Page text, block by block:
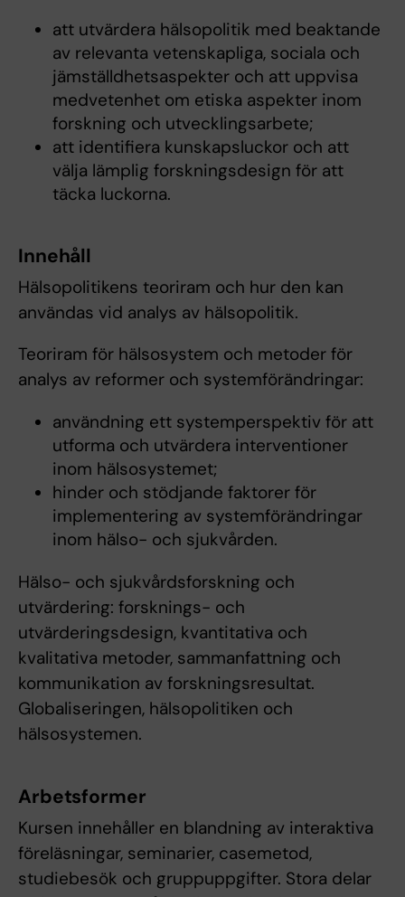
att utvärdera hälsopolitik med beaktande
av relevanta vetenskapliga, sociala och
jämställdhetsaspekter och att uppvisa
medvetenhet om etiska aspekter inom
forskning och utvecklingsarbete;
att identifiera kunskapsluckor och att
välja lämplig forskningsdesign för att
täcka luckorna.
Innehåll
Hälsopolitikens teoriram och hur den kan
användas vid analys av hälsopolitik.
Teoriram för hälsosystem och metoder för
analys av reformer och systemförändringar:
användning ett systemperspektiv för att
utforma och utvärdera interventioner
inom hälsosystemet;
hinder och stödjande faktorer för
implementering av systemförändringar
inom hälso- och sjukvården.
Hälso- och sjukvårdsforskning och
utvärdering: forsknings- och
utvärderingsdesign, kvantitativa och
kvalitativa metoder, sammanfattning och
kommunikation av forskningsresultat.
Globaliseringen, hälsopolitiken och
hälsosystemen.
Arbetsformer
Kursen innehåller en blandning av interaktiva
föreläsningar, seminarier, casemetod,
studiebesök och gruppuppgifter. Stora delar